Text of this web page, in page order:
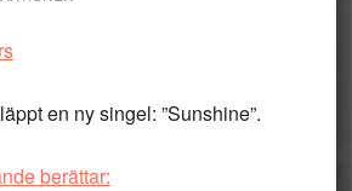
en ny singel: ”Sunshine”.
berättar: